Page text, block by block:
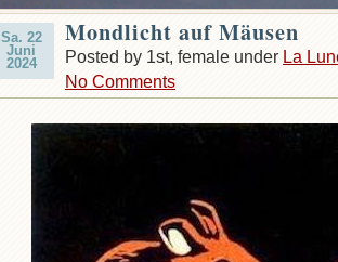
Sa. 22
Juni
2024
Mondlicht auf Mäusen
Posted by 1st, female under La
No Comments